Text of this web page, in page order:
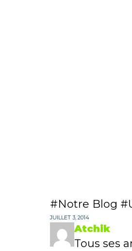
Notre Blog
JUILLET 3, 2014
Atchik
Tous ses